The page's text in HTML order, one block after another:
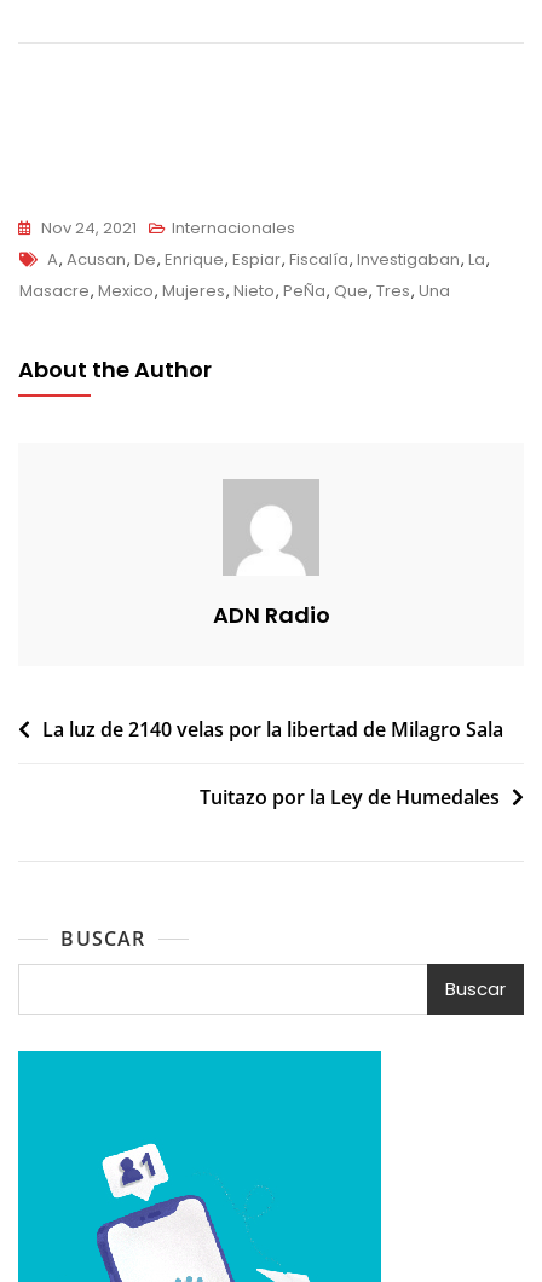
de
Nov 24, 2021
Internacionales
Tags
A, Acusan, De, Enrique, Espiar, Fiscalía, Investigaban, La,
Masacre, Mexico, Mujeres, Nieto, PeÑa, Que, Tres, Una
About the Author
ADN Radio
Navegación
La luz de 2140 velas por la libertad de Milagro Sala
Tuitazo por la Ley de Humedales
BUSCAR
Buscar